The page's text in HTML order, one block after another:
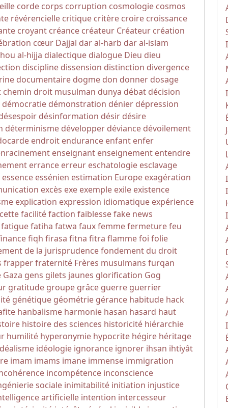
corde corps corruption cosmologie cosmos
révérencielle critique critère croire croissance
croyant créance créateur Créateur création
cœur Dajjal dar al-harb dar al-islam
al-hijja dialectique dialogue Dieu dieu
discipline dissension distinction divergence
documentaire dogme don donner dosage
droit musulman dunya débat décision
démocratie démonstration dénier dépression
désinformation désir désire
déterminisme développer déviance dévoilement
endroit endurance enfant enfer
enseignant enseignement entendre
errance erreur eschatologie esclavage
essence essénien estimation Europe exagération
excès exe exemple exile existence
explication expression idiomatique expérience
facilitéfaction faiblessefake news
fatiguefatiha fatwa fauxfemmefermeturefeu
fiqh firasa fitna fitra flammefoi folie
de la jurisprudencefondement du droit
frapperfraternité Frères musulmans furqan
Gaza gens gilets jaunes glorification Gog
gratitude groupe grâce guerre guerrier
génétique géométrie gérance habitude hack
hanbalisme harmonie hasan hasard haut
histoire des sciences historicité hiérarchie
humilité hyperonymie hypocrite hégire héritage
idéologie ignorance ignorer ihsan ihtiyât
imam imams imane immense immigration
incompétence inconscience
sociale inimitabilité initiation injustice
artificielle intention intercesseur